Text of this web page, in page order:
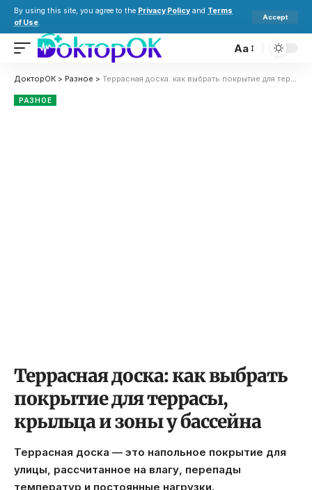
By using this site, you agree to the Privacy Policy and Terms
of Use.
Accept
Aa
ДокторОК > Разное > Террасная доска: как выбрать покрытие для террасы, крыльца и зоны у бассейна
РАЗНОЕ
Террасная доска: как выбрать
покрытие для террасы,
крыльца и зоны у бассейна
Террасная доска — это напольное покрытие для
улицы, рассчитанное на влагу, перепады
температур и постоянные нагрузки.